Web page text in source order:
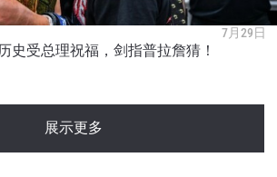
7月29日
史受总理祝福，剑指普拉詹猜！
展示更多